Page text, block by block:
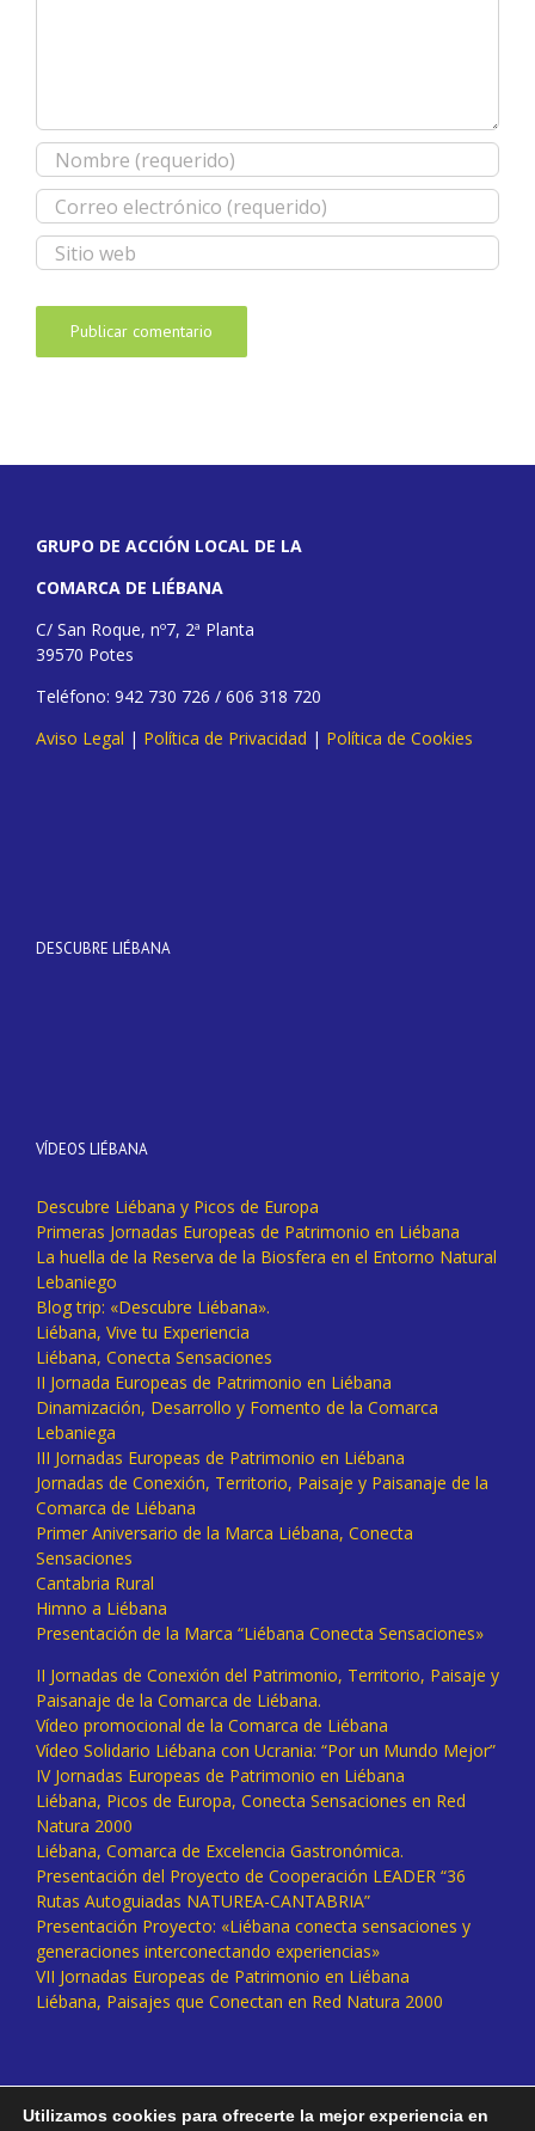
GRUPO DE ACCIÓN LOCAL DE LA
COMARCA DE LIÉBANA
C/ San Roque, nº7, 2ª Planta
39570 Potes
Teléfono: 942 730 726 / 606 318 720
Aviso Legal | Política de Privacidad | Política de Cookies
DESCUBRE LIÉBANA
VÍDEOS LIÉBANA
Descubre Liébana y Picos de Europa
Primeras Jornadas Europeas de Patrimonio en Liébana
La huella de la Reserva de la Biosfera en el Entorno Natural
Lebaniego
Blog trip: «Descubre Liébana».
Liébana, Vive tu Experiencia
Liébana, Conecta Sensaciones
II Jornada Europeas de Patrimonio en Liébana
Dinamización, Desarrollo y Fomento de la Comarca
Lebaniega
III Jornadas Europeas de Patrimonio en Liébana
Jornadas de Conexión, Territorio, Paisaje y Paisanaje de la
Comarca de Liébana
Primer Aniversario de la Marca Liébana, Conecta
Sensaciones
Cantabria Rural
Himno a Liébana
Presentación de la Marca “Liébana Conecta Sensaciones»
II Jornadas de Conexión del Patrimonio, Territorio, Paisaje y
Paisanaje de la Comarca de Liébana.
Vídeo promocional de la Comarca de Liébana
Vídeo Solidario Liébana con Ucrania: “Por un Mundo Mejor”
IV Jornadas Europeas de Patrimonio en Liébana
Liébana, Picos de Europa, Conecta Sensaciones en Red
Natura 2000
Liébana, Comarca de Excelencia Gastronómica.
Presentación del Proyecto de Cooperación LEADER “36
Rutas Autoguiadas NATUREA-CANTABRIA”
Presentación Proyecto: «Liébana conecta sensaciones y
generaciones interconectando experiencias»
VII Jornadas Europeas de Patrimonio en Liébana
Liébana, Paisajes que Conectan en Red Natura 2000
Utilizamos cookies para ofrecerte la mejor experiencia en